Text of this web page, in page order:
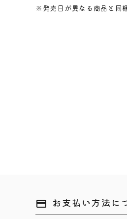
※発売日が異なる商品と同
payment お支払い方法に